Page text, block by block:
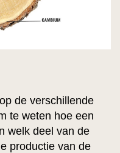
de verschillende
te weten hoe een
welk deel van de
productie van de